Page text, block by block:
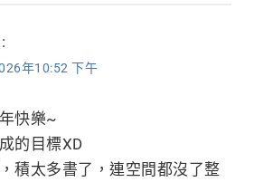
年10:52 下午
快樂~
的目標XD
積太多書了，連空間都沒了整